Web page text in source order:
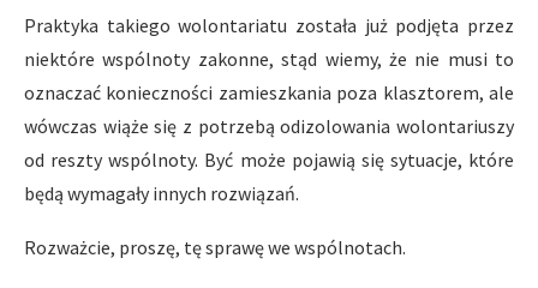
Praktyka takiego wolontariatu została już podjęta przez
niektóre wspólnoty zakonne, stąd wiemy, że nie musi to
oznaczać konieczności zamieszkania poza klasztorem, ale
wówczas wiąże się z potrzebą odizolowania wolontariuszy
od reszty wspólnoty. Być może pojawią się sytuacje, które
będą wymagały innych rozwiązań.
Rozważcie, proszę, tę sprawę we wspólnotach.